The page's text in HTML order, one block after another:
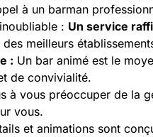
à un barman
: Un service
meilleurs
: Un bar animé est le
de convivialité.
à vous préoccuper de la
vous.
et animations sont